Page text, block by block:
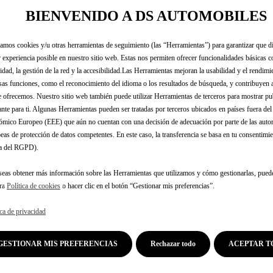
muestra su experiencia en términos de confort y
de noche, ilustra estas cualidades diferenciadoras. Una
perspectivas en la definición del confort.»
"Upgrade to French Class" es la segunda película
la marca. Tras "Spirit of Avant-Garde", presente desde
de vida y una forma de expresión artística. Revela el
entre ellos el premio al coche más bonito del año en el
compacta premium más vendida en Francia en 2023.
BIENVENIDO A DS AUTOMOBILES
cookies y/u otras herramientas de seguimiento (las “Herramientas”) para garantizar que
experiencia posible en nuestro sitio web. Estas nos permiten ofrecer funcionalidades básicas
la gestión de la red y la accesibilidad.Las Herramientas mejoran la usabilidad y el
funciones, como el reconocimiento del idioma o los resultados de búsqueda, y contribuyen
ofrecemos. Nuestro sitio web también puede utilizar Herramientas de terceros para mostrar
para ti. Algunas Herramientas pueden ser tratadas por terceros ubicados en países fuera
Europeo (EEE) que aún no cuentan con una decisión de adecuación por parte de las
de protección de datos competentes. En este caso, la transferencia se basa en tu
del RGPD).
obtener más información sobre las Herramientas que utilizamos y cómo gestionarlas,
Política de cookies o hacer clic en el botón “Gestionar mis preferencias”.
de privacidad
GESTIONAR MIS PREFERENCIAS ACEPTAR
Rechazar todo